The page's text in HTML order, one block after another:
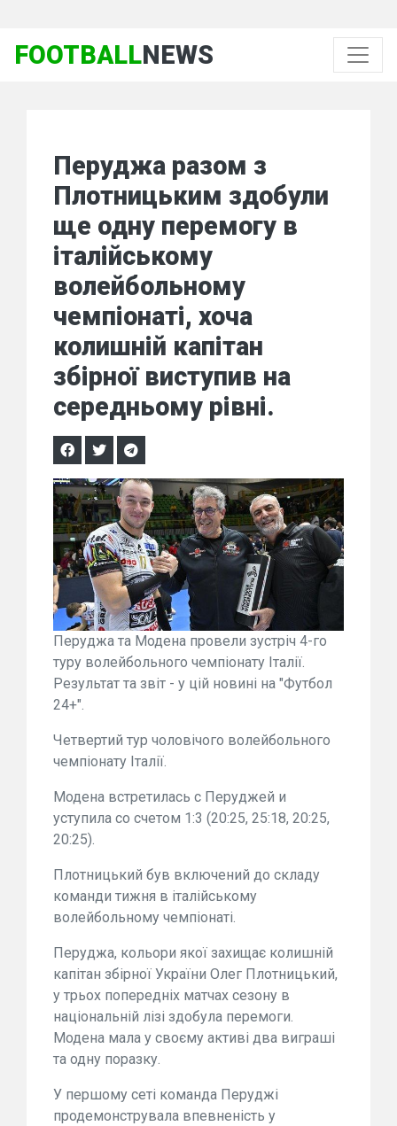
FOOTBALLNEWS
Перуджа разом з
Плотницьким здобули
ще одну перемогу в
італійському
волейбольному
чемпіонаті, хоча
колишній капітан
збірної виступив на
середньому рівні.
Перуджа та Модена провели зустріч 4-го
туру волейбольного чемпіонату Італії.
Результат та звіт - у цій новині на "Футбол
24+".
Четвертий тур чоловічого волейбольного
чемпіонату Італії.
Модена встретилась с Перуджей и
уступила со счетом 1:3 (20:25, 25:18, 20:25,
20:25).
Плотницький був включений до складу
команди тижня в італійському
волейбольному чемпіонаті.
Перуджа, кольори якої захищає колишній
капітан збірної України Олег Плотницький,
у трьох попередніх матчах сезону в
національній лізі здобула перемоги.
Модена мала у своєму активі два виграші
та одну поразку.
У першому сеті команда Перуджі
продемонструвала впевненість у